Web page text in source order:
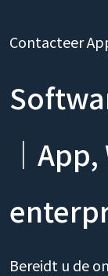
Contacteer
｜
Bereidt u de